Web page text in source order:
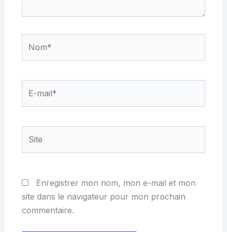
Enregistrer mon nom, mon e-mail et mon
site dans le navigateur pour mon prochain
commentaire.